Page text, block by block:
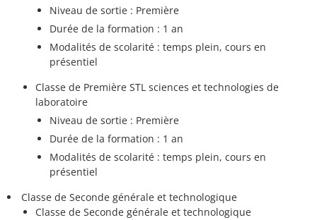
Niveau de sortie : Première
Durée de la formation : 1 an
Modalités de scolarité : temps plein, cours en
présentiel
Classe de Première STL sciences et technologies de
laboratoire
Niveau de sortie : Première
Durée de la formation : 1 an
Modalités de scolarité : temps plein, cours en
présentiel
Classe de Seconde générale et technologique
Classe de Seconde générale et technologique